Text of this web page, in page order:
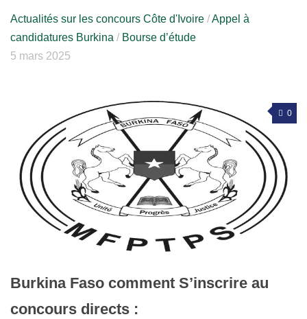
Actualités sur les concours Côte d'Ivoire /Appel à
candidatures Burkina / Bourse d’étude
5 mars 2025
0
Burkina Faso comment S’inscrire au
concours directs :